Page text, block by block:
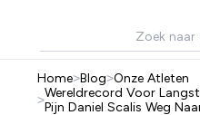
Home>Blog>Onze Atleten
>Wereldrecord Voor
Pijn Daniel Scalis Weg